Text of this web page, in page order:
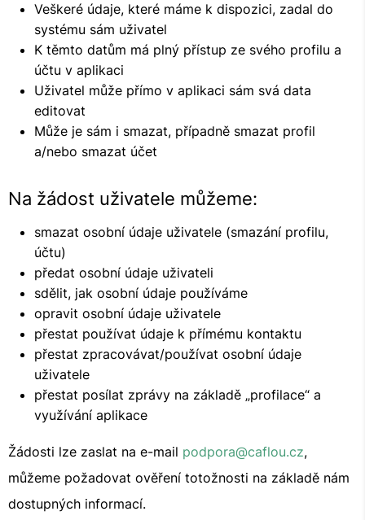
Veškeré údaje, které máme k dispozici, zadal do
systému sám uživatel
K těmto datům má plný přístup ze svého profilu a
účtu v aplikaci
Uživatel může přímo v aplikaci sám svá data
editovat
Může je sám i smazat, případně smazat profil
a/nebo smazat účet
Na žádost uživatele můžeme:
smazat osobní údaje uživatele (smazání profilu,
účtu)
předat osobní údaje uživateli
sdělit, jak osobní údaje používáme
opravit osobní údaje uživatele
přestat používat údaje k přímému kontaktu
přestat zpracovávat/používat osobní údaje
uživatele
přestat posílat zprávy na základě „profilace“ a
využívání aplikace
Žádosti lze zaslat na e-mail podpora@caflou.cz,
můžeme požadovat ověření totožnosti na základě nám
dostupných informací.